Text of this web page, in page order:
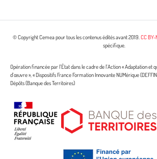
© Copyright Cemea pour tous les contenus édités avant 2019.CC BY-
spécifique.
Opération financée par l’État dans le cadre de l’Action « Adaptation et
d’œuvre », « Dispositifs France Formation Innovante NUMérique
Dépôts (Banque des Territoires)